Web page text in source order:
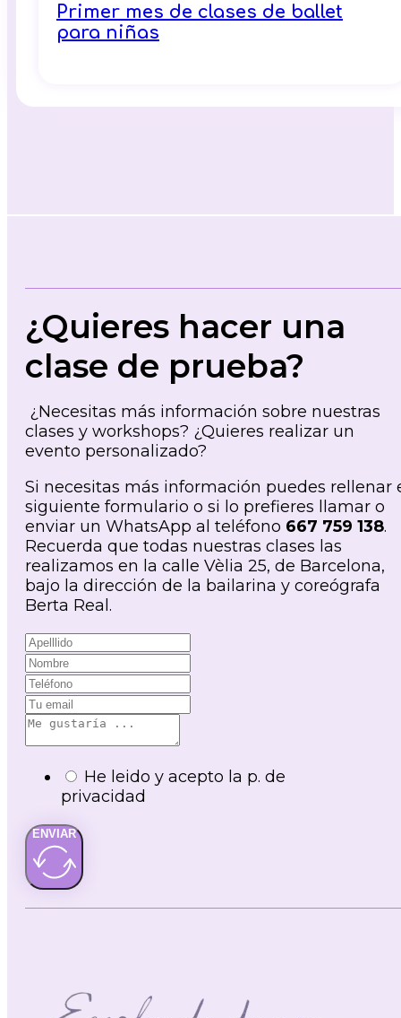
Primer mes de clases de ballet
para niñas
¿Quieres hacer una
clase de prueba?
¿Necesitas más información sobre nuestras
clases y workshops? ¿Quieres realizar un
evento personalizado?
Si necesitas más información puedes rellenar
siguiente formulario o si lo prefieres llamar o
enviar un WhatsApp al teléfono 667 759 138.
Recuerda que todas nuestras clases las
realizamos en la calle Vèlia 25, de Barcelona,
bajo la dirección de la bailarina y coreógrafa
Berta Real.
He leido y acepto la p. de
privacidad
ENVIAR